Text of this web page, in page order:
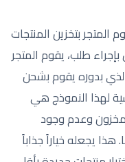
المتجر بتخزين المنتجات
طلب، يقوم المتجر
بدوره يقوم بشحن
لهذا النموذج هي
وعدم وجود
هذا يجعله خياراً جذاباً